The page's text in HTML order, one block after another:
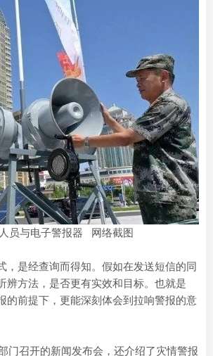
员与电子警报器 网络截图
，是经查询而得知。假如在发送短信的同
辨方法，是否更有实效和目标。也就是
的前提下，更能深刻体会到拉响警报的意
门召开的新闻发布会，还介绍了灾情警报